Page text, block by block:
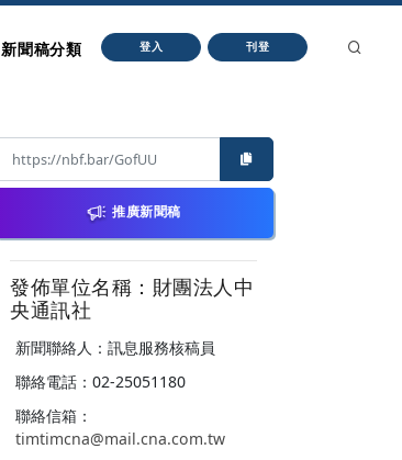
新聞稿分類 登入 刊登
推廣新聞稿
發佈單位名稱：財團法人中
央通訊社
新聞聯絡人：訊息服務核稿員
聯絡電話：02-25051180
聯絡信箱：
timtimcna@mail.cna.com.tw